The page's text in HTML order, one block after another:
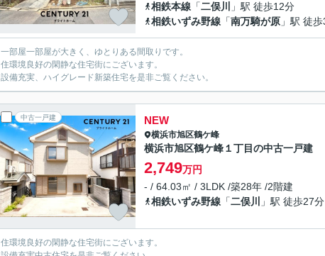
相鉄本線 「二俣川
」駅 徒歩12分
相鉄いずみ野線 「南万騎が原 」駅 徒
一部屋一部屋が大きく、ゆとりある間取りです。
住環境良好の閑静な住宅街にございます。
設備充実、ハイグレード新築住宅を是非ご覧ください。
中古一戸建 NEW
横浜市旭区鶴ケ峰
横浜市旭区鶴ケ峰１丁目の中古一戸建
2,749万円
- / 64.03㎡ / 3LDK /築28年 /2階建
相鉄いずみ野線 「二俣川 」駅 徒歩27分
住環境良好の閑静な住宅街にございます。